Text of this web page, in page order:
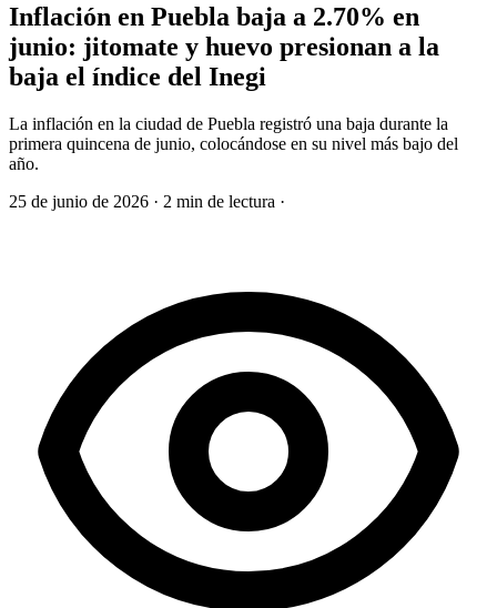
Inflación en Puebla baja a 2.70% en
junio: jitomate y huevo presionan a la
baja el índice del Inegi
La inflación en la ciudad de Puebla registró una baja durante la
primera quincena de junio, colocándose en su nivel más bajo del
año.
25 de junio de 2026 · 2 min de lectura ·